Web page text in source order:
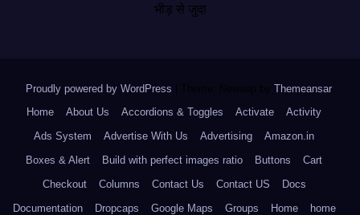
भीड़ से जुदा
Proudly powered by WordPress Theme: Newsup by Themeansar.
Home
About Us Accordions & Toggles Activate
Activity
Ads System
Advertise With Us Advertising
Amazon.in
Boxes & Alert
Build with perfect images ratio Buttons
Cart
Checkout
Columns Contact Us Contact US
Docs
Documentation
Dropcaps Google Maps Groups Home
home